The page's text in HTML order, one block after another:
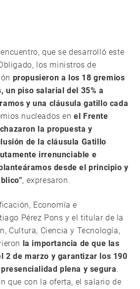
que se desarrolló este
los ministros de
propusieron a los 18 gremios
un piso salarial del 35% a
y una cláusula gatillo cada
nucleados enel Frente
la propuesta y
de la cláusula Gatillo
irrenunciable e
desde el principio y
, expresaron.
Economía e
Pérez Pons y el titular de la
Cultura, Ciencia y Tecnología,
la importancia de que las
2 de marzo y garantizar los 190
plena y segura.
que con la oferta, el salario de